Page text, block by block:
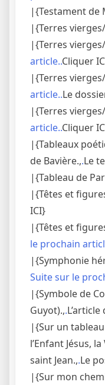
|{Testament de
|{Terres
|{Terres
article..Cliquer
|{Terres
article..Le
|{Terres
article..Cliquer
|{Tableaux
de Bavière.,.Le
|{Tableau de
|{Têtes et
ICI}
|{Têtes et
le prochain
|{Symphonie
Suite sur le
|{Symbole de
Guyot).,.
|{Sur un
l’Enfant Jésus,
saint Jean.,.Le
|{Sur mon